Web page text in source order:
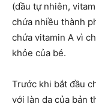
(dầu tự nhiên,
chứa nhiều thành
chứa vitamin A vì
khỏe của bé.
Trước khi bắt đầu
với làn da của bản